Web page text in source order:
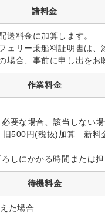
諸料金
送料金に加算します。
ェリー乗船料証明書は、
場合、事前に申し出をお
作業料金
要な場合、該当しない
旧500円(税抜)加算 新
しにかかる時間または
待機料金
た場合